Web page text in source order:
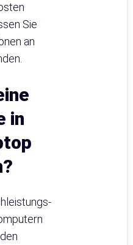
Sie
an
in